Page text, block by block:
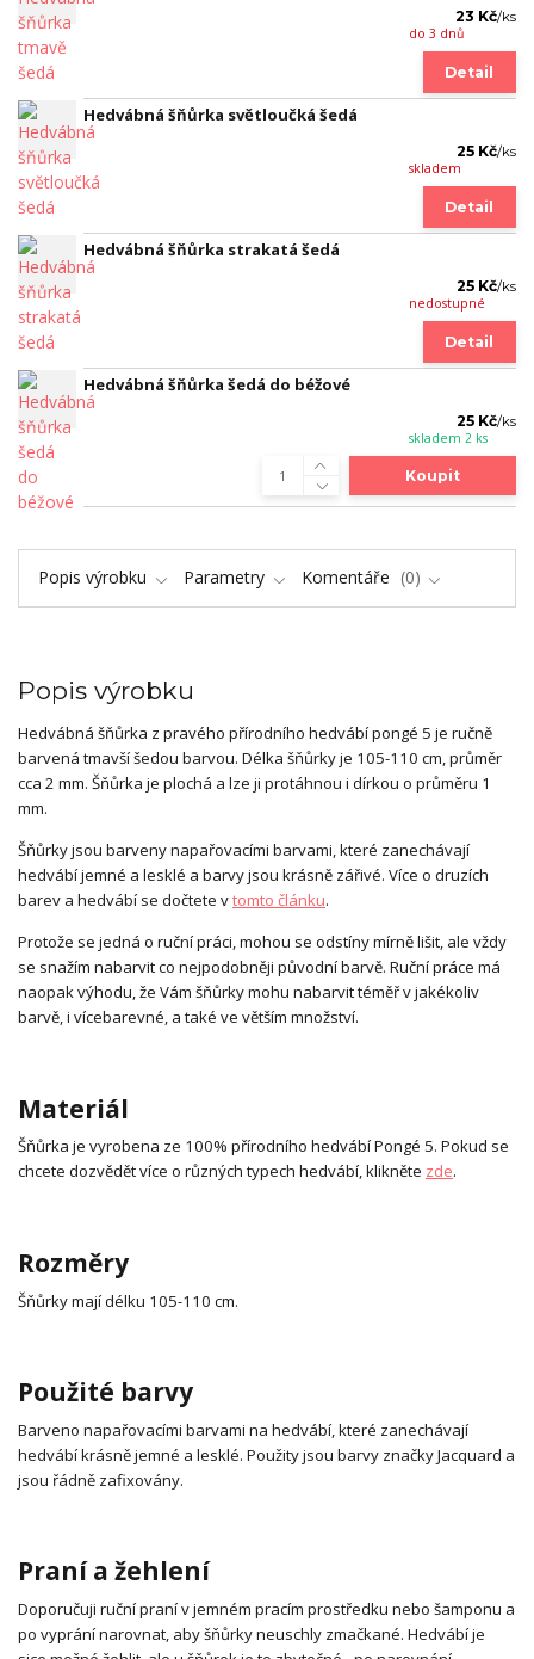
23 Kč/ks
do 3 dnů
Detail
Hedvábná šňůrka světloučká šedá
25 Kč/ks
skladem
Detail
Hedvábná šňůrka strakatá šedá
25 Kč/ks
nedostupné
Detail
Hedvábná šňůrka šedá do béžové
25 Kč/ks
skladem 2 ks
Koupit
Popis výrobku Parametry Komentáře 0
Popis výrobku
Hedvábná šňůrka z pravého přírodního hedvábí pongé 5 je ručně
barvená tmavší šedou barvou. Délka šňůrky je 105-110 cm, průměr
cca 2 mm. Šňůrka je plochá a lze ji protáhnou i dírkou o průměru 1
mm.
Šňůrky jsou barveny napařovacími barvami, které zanechávají
hedvábí jemné a lesklé a barvy jsou krásně zářivé. Více o druzích
barev a hedvábí se dočtete vtomto článku.
Protože se jedná o ruční práci, mohou se odstíny mírně lišit, ale vždy
se snažím nabarvit co nejpodobněji původní barvě. Ruční práce má
naopak výhodu, že Vám šňůrky mohu nabarvit téměř v jakékoliv
barvě, i vícebarevné, a také ve větším množství.
Materiál
Šňůrka je vyrobena ze 100% přírodního hedvábí Pongé 5. Pokud se
chcete dozvědět více o různých typech hedvábí, klikněte zde.
Rozměry
Šňůrky mají délku 105-110 cm.
Použité barvy
Barveno napařovacími barvami na hedvábí, které zanechávají
hedvábí krásně jemné a lesklé. Použity jsou barvy značky Jacquard a
jsou řádně zafixovány.
Praní a žehlení
Doporučuji ruční praní v jemném pracím prostředku nebo šamponu a
po vyprání narovnat, aby šňůrky neuschly zmačkané. Hedvábí je